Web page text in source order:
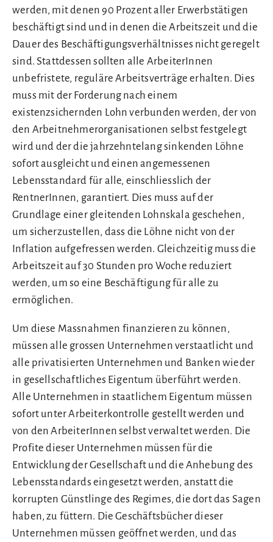
werden, mit denen 90 Prozent aller Erwerbstätigen
beschäftigt sind und in denen die Arbeitszeit und die
Dauer des Beschäftigungsverhältnisses nicht geregelt
sind. Stattdessen sollten alle ArbeiterInnen
unbefristete, reguläre Arbeitsverträge erhalten. Dies
muss mit der Forderung nach einem
existenzsichernden Lohn verbunden werden, der von
den Arbeitnehmerorganisationen selbst festgelegt
wird und der die jahrzehntelang sinkenden Löhne
sofort ausgleicht und einen angemessenen
Lebensstandard für alle, einschliesslich der
RentnerInnen, garantiert. Dies muss auf der
Grundlage einer gleitenden Lohnskala geschehen,
um sicherzustellen, dass die Löhne nicht von der
Inflation aufgefressen werden. Gleichzeitig muss die
Arbeitszeit auf 30 Stunden pro Woche reduziert
werden, um so eine Beschäftigung für alle zu
ermöglichen.
Um diese Massnahmen finanzieren zu können,
müssen alle grossen Unternehmen verstaatlicht und
alle privatisierten Unternehmen und Banken wieder
in gesellschaftliches Eigentum überführt werden.
Alle Unternehmen in staatlichem Eigentum müssen
sofort unter Arbeiterkontrolle gestellt werden und
von den ArbeiterInnen selbst verwaltet werden. Die
Profite dieser Unternehmen müssen für die
Entwicklung der Gesellschaft und die Anhebung des
Lebensstandards eingesetzt werden, anstatt die
korrupten Günstlinge des Regimes, die dort das Sagen
haben, zu füttern. Die Geschäftsbücher dieser
Unternehmen müssen geöffnet werden, und das